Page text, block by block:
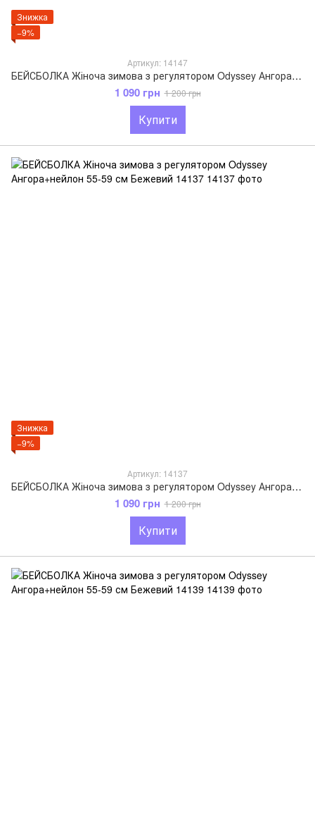
Знижка
−9%
Артикул: 14147
БЕЙСБОЛКА Жіноча зимова з регулятором Odyssey Ангора+нейлон 55-59 см Блакитний 14147
1 090 грн 1 200 грн
Купити
Знижка
−9%
Артикул: 14137
БЕЙСБОЛКА Жіноча зимова з регулятором Odyssey Ангора+нейлон 55-59 см Бежевий 14137
1 090 грн 1 200 грн
Купити